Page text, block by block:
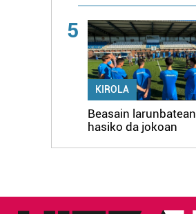
5
KIROLA
Beasain larunbatean
hasiko da jokoan